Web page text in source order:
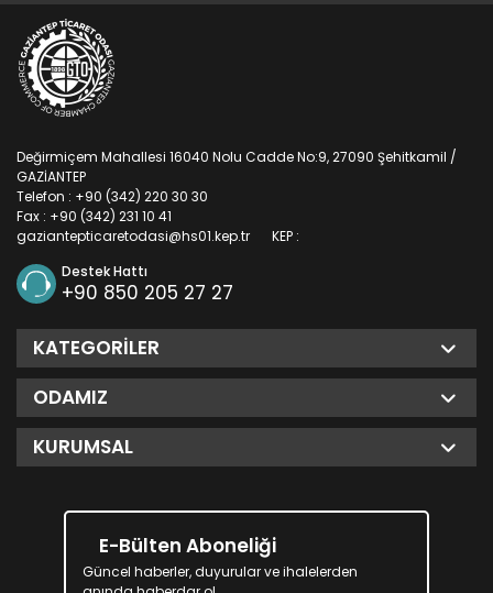
Değirmiçem Mahallesi 16040 Nolu Cadde No:9, 27090 Şehitkamil /
GAZİANTEP
Telefon : +90 (342) 220 30 30
Fax : +90 (342) 231 10 41
KEP :
gaziantepticaretodasi@hs01.kep.tr
Destek Hattı
+90 850 205 27 27
KATEGORILER
ODAMIZ
KURUMSAL
E-Bülten Aboneliği
Güncel haberler, duyurular ve ihalelerden